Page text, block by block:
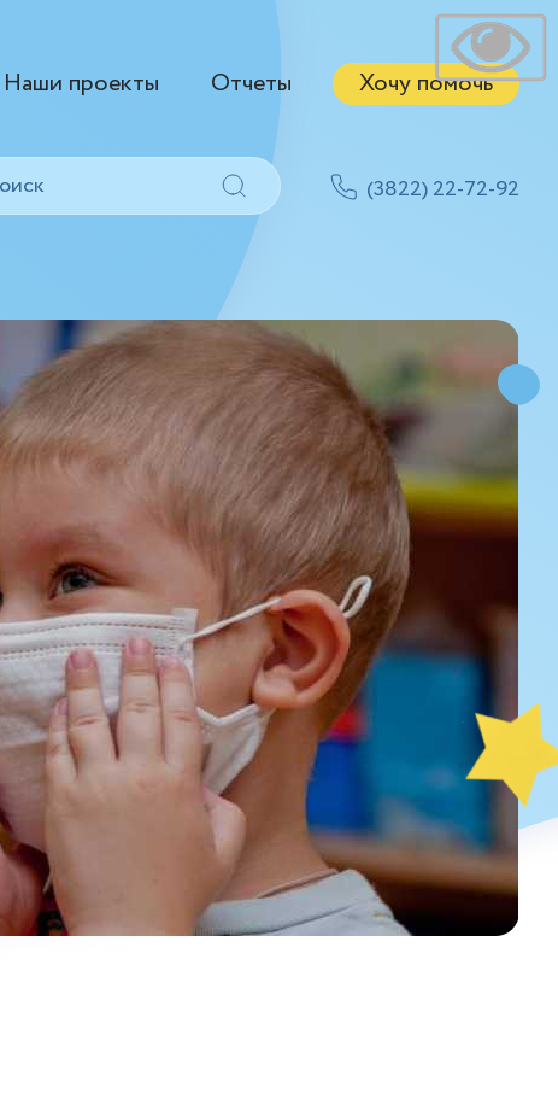
Наши проекты Отчеты Хочу помочь
(3822) 22-72-92